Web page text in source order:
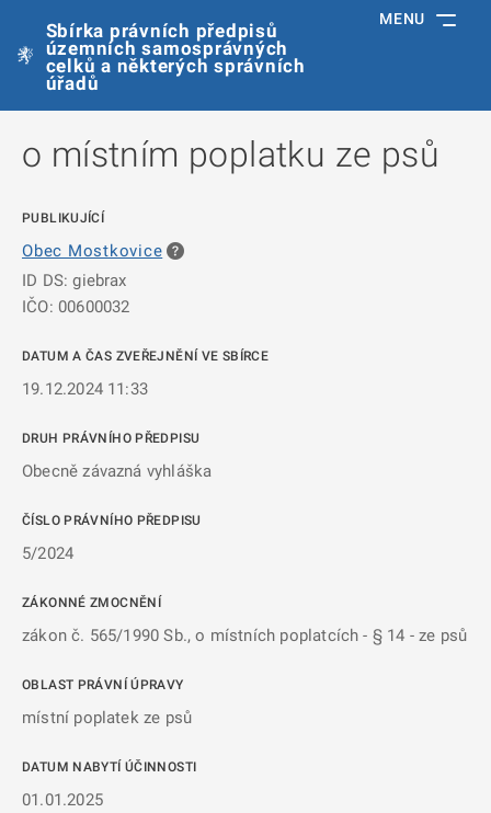
Sbírka právních předpisů
územních samosprávných
celků a některých správních
úřadů
MENU
o místním poplatku ze psů
PUBLIKUJÍCÍ
Obec Mostkovice
ID DS: giebrax
IČO: 00600032
DATUM A ČAS ZVEŘEJNĚNÍ VE SBÍRCE
19.12.2024 11:33
DRUH PRÁVNÍHO PŘEDPISU
Obecně závazná vyhláška
ČÍSLO PRÁVNÍHO PŘEDPISU
5/2024
ZÁKONNÉ ZMOCNĚNÍ
zákon č. 565/1990 Sb., o místních poplatcích - § 14 - ze psů
OBLAST PRÁVNÍ ÚPRAVY
místní poplatek ze psů
DATUM NABYTÍ ÚČINNOSTI
01.01.2025